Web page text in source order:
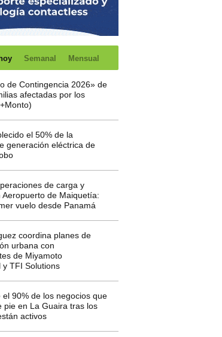
Semanal Mensual
de Contingencia 2026» de
afectadas por los
el 50% de la
generación eléctrica de
de carga y
Aeropuerto de Maiquetía:
vuelo desde Panamá
coordina planes de
urbana con
de Miyamoto
y TFI Solutions
el 90% de los negocios que
pie en La Guaira tras los
activos